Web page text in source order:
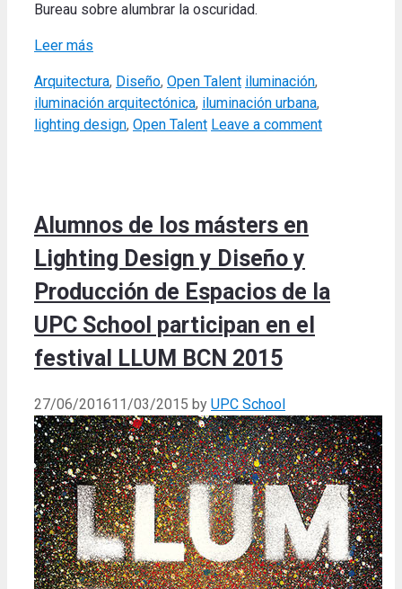
Bureau sobre alumbrar la oscuridad.
Leer más
Categories
Arquitectura, Diseño, Open Talent Tags
iluminación,
iluminación arquitectónica, iluminación urbana,
lighting design, Open Talent Leave a comment
Alumnos de los másters en
Lighting Design y Diseño y
Producción de Espacios de la
UPC School participan en el
festival LLUM BCN 2015
27/06/201611/03/2015 by UPC School